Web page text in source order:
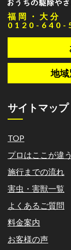
福岡・大分
0120-640-
地
サイトマップ
TOP
プロはここが違う
施行までの流れ
害虫・害獣一覧
よくあるご質問
料金案内
お客様の声